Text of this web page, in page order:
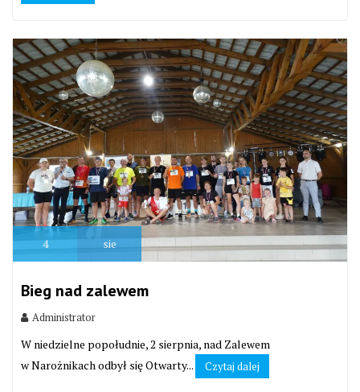
4 sie
Bieg nad zalewem
Administrator
W niedzielne popołudnie, 2 sierpnia, nad Zalewem
w Narożnikach odbył się Otwarty...
Czytaj dalej